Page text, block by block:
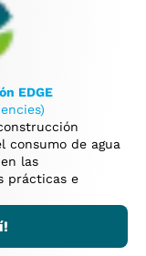
EDGE
consumo de agua
las
prácticas e